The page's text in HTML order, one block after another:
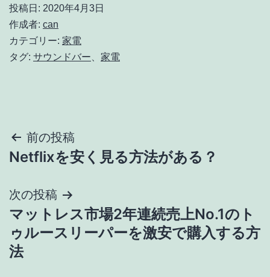
投稿日: 2020年4月3日
作成者: can
カテゴリー: 家電
タグ: サウンドバー 家電
投
稿
ナ
ビ
ゲ
前の投稿
Netflixを安く見る方法がある？
次の投稿
マットレス市場2年連続売上No.1のト
ゥルースリーパーを激安で購入する方
法